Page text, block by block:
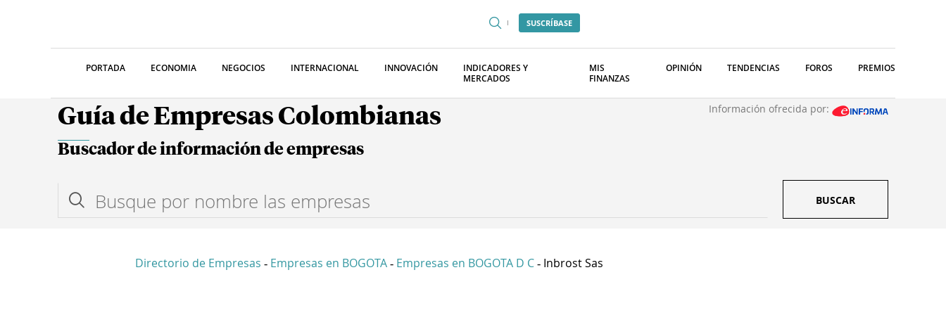
SUSCRÍBASE
PORTADA ECONOMIA NEGOCIOS INTERNACIONAL INNOVACIÓN
INDICADORES Y
MERCADOS
MIS
FINANZAS
OPINIÓN TENDENCIAS FOROS PREMIOS
Guía de Empresas Colombianas Información ofrecida por:
Buscador de información de empresas
BUSCAR
Directorio de Empresas - Empresas en BOGOTA - Empresas en BOGOTA D C - Inbrost Sas